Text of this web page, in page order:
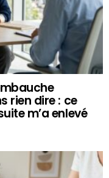
rien dire : ce
m’a enlevé